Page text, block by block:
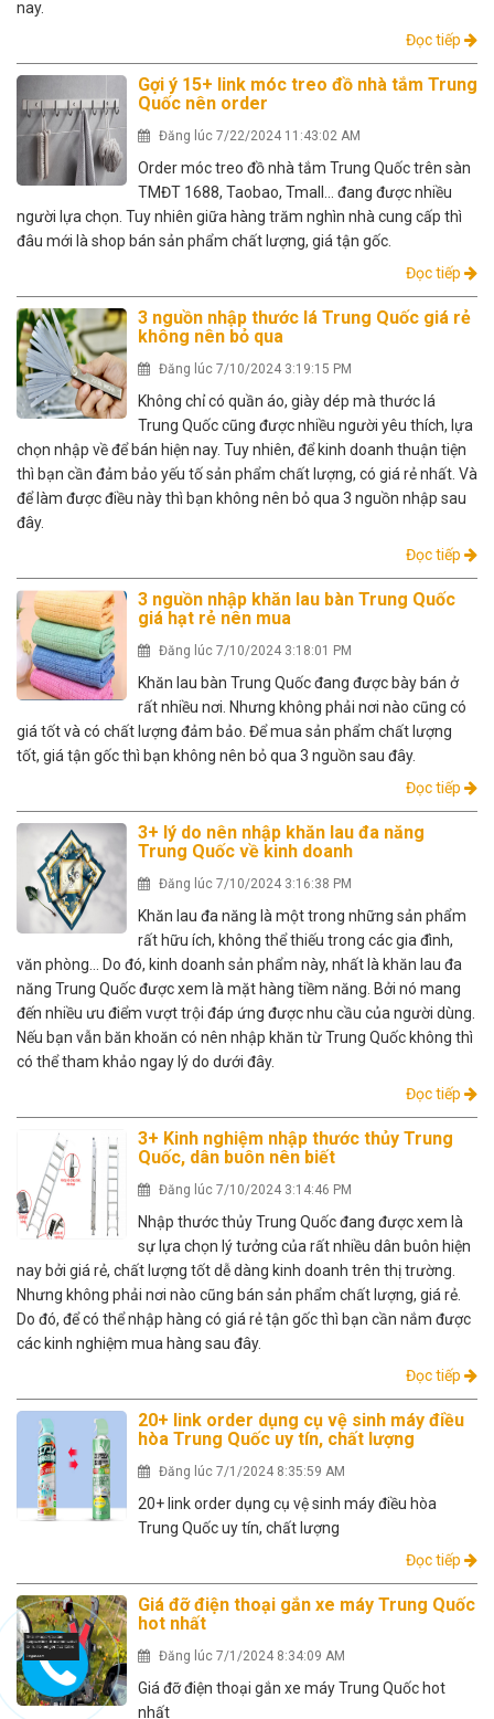
nay.
Đọc tiếp
Gợi ý 15+ link móc treo đồ nhà tắm Trung
Quốc nên order
Đăng lúc 7/22/2024 11:43:02 AM
Order móc treo đồ nhà tắm Trung Quốc trên sàn
TMĐT 1688, Taobao, Tmall… đang được nhiều
người lựa chọn. Tuy nhiên giữa hàng trăm nghìn nhà cung cấp thì
đâu mới là shop bán sản phẩm chất lượng, giá tận gốc.
Đọc tiếp
3 nguồn nhập thước lá Trung Quốc giá rẻ
không nên bỏ qua
Đăng lúc 7/10/2024 3:19:15 PM
Không chỉ có quần áo, giày dép mà thước lá
Trung Quốc cũng được nhiều người yêu thích, lựa
chọn nhập về để bán hiện nay. Tuy nhiên, để kinh doanh thuận tiện
thì bạn cần đảm bảo yếu tố sản phẩm chất lượng, có giá rẻ nhất. Và
để làm được điều này thì bạn không nên bỏ qua 3 nguồn nhập sau
đây.
Đọc tiếp
3 nguồn nhập khăn lau bàn Trung Quốc
giá hạt rẻ nên mua
Đăng lúc 7/10/2024 3:18:01 PM
Khăn lau bàn Trung Quốc đang được bày bán ở
rất nhiều nơi. Nhưng không phải nơi nào cũng có
giá tốt và có chất lượng đảm bảo. Để mua sản phẩm chất lượng
tốt, giá tận gốc thì bạn không nên bỏ qua 3 nguồn sau đây.
Đọc tiếp
3+ lý do nên nhập khăn lau đa năng
Trung Quốc về kinh doanh
Đăng lúc 7/10/2024 3:16:38 PM
Khăn lau đa năng là một trong những sản phẩm
rất hữu ích, không thể thiếu trong các gia đình,
văn phòng… Do đó, kinh doanh sản phẩm này, nhất là khăn lau đa
năng Trung Quốc được xem là mặt hàng tiềm năng. Bởi nó mang
đến nhiều ưu điểm vượt trội đáp ứng được nhu cầu của người dùng.
Nếu bạn vẫn băn khoăn có nên nhập khăn từ Trung Quốc không thì
có thể tham khảo ngay lý do dưới đây.
Đọc tiếp
3+ Kinh nghiệm nhập thước thủy Trung
Quốc, dân buôn nên biết
Đăng lúc 7/10/2024 3:14:46 PM
Nhập thước thủy Trung Quốc đang được xem là
sự lựa chọn lý tưởng của rất nhiều dân buôn hiện
nay bởi giá rẻ, chất lượng tốt dễ dàng kinh doanh trên thị trường.
Nhưng không phải nơi nào cũng bán sản phẩm chất lượng, giá rẻ.
Do đó, để có thể nhập hàng có giá rẻ tận gốc thì bạn cần nắm được
các kinh nghiệm mua hàng sau đây.
Đọc tiếp
20+ link order dụng cụ vệ sinh máy điều
hòa Trung Quốc uy tín, chất lượng
Đăng lúc 7/1/2024 8:35:59 AM
20+ link order dụng cụ vệ sinh máy điều hòa
Trung Quốc uy tín, chất lượng
Đọc tiếp
Giá đỡ điện thoại gắn xe máy Trung Quốc
hot nhất
Đăng lúc 7/1/2024 8:34:09 AM
Giá đỡ điện thoại gắn xe máy Trung Quốc hot
nhất